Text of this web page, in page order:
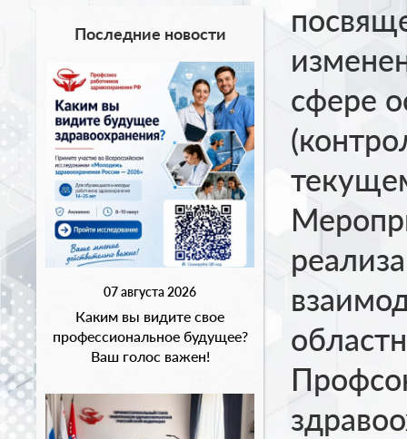
Последние новости
07 августа 2026
Каким вы видите свое
профессиональное будущее?
Ваш голос важен!
сфере